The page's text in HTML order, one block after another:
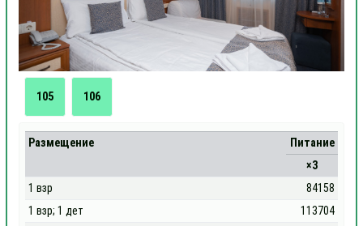
105 106
Размещение
Питание
×3
1 взр
84158
1 взр; 1 дет
113704